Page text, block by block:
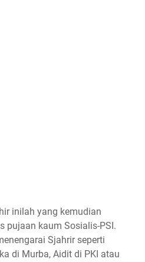
inilah yang kemudian
pujaan kaum Sosialis-PSI.
Sjahrir seperti
di Murba, Aidit di PKI atau